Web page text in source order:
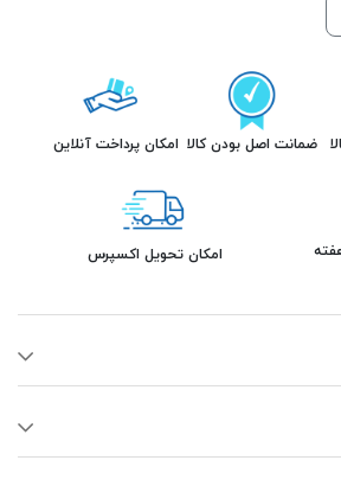
ضمانت اصل بودن کالا امکان پرداخت آنلاین
امکان تحویل اکسپرس